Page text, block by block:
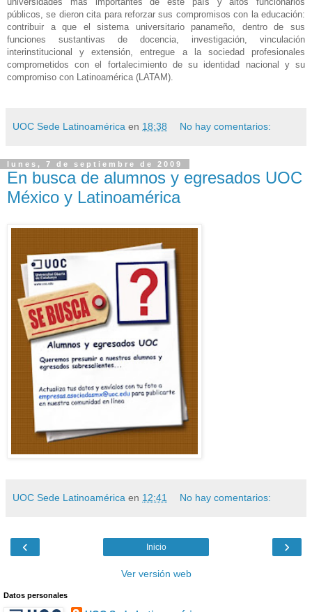
públicos, se dieron cita para reforzar sus compromisos con la educación:
contribuir a que el sistema universitario panameño, dentro de sus
funciones sustantivas de docencia, investigación, vinculación
interinstitucional y extensión, entregue a la sociedad profesionales
comprometidos con el fortalecimiento de su identidad nacional y su
compromiso con Latinoamérica (LATAM).
UOC Sede Latinoamérica en 18:38 No hay comentarios:
lunes, 7 de septiembre de 2009
En busca de alumnos y egresados UOC
México y Latinoamérica
UOC Sede Latinoamérica en 12:41 No hay comentarios:
‹ ›
Inicio
Ver versión web
Datos personales